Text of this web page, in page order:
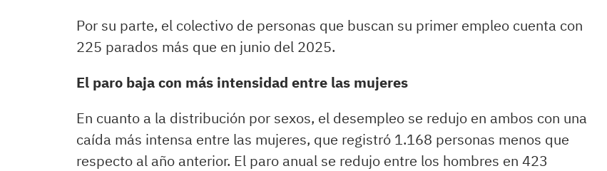
Por su parte, el colectivo de personas que buscan su primer empleo cuenta con
225 parados más que en junio del 2025.
El paro baja con más intensidad entre las mujeres
En cuanto a la distribución por sexos, el desempleo se redujo en ambos con una
caída más intensa entre las mujeres, que registró 1.168 personas menos que
respecto al año anterior. El paro anual se redujo entre los hombres en 423